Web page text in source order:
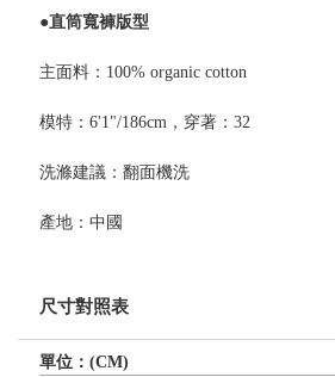
●直筒寬褲版型
主面料：100% organic cotton
模特：6'1"/186cm，穿著：32
洗滌建議：翻面機洗
產地：中國
尺寸對照表
單位：(CM)